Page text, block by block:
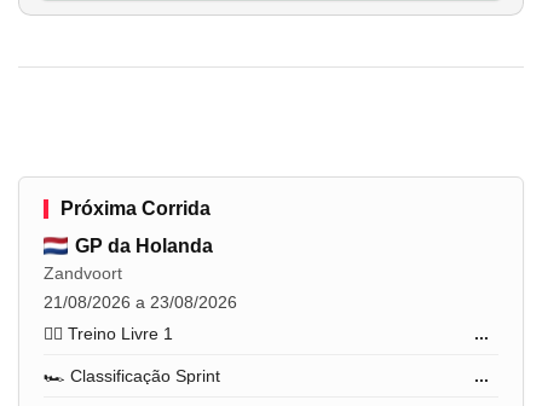
Próxima Corrida
GP da Holanda
Zandvoort
21/08/2026 a 23/08/2026
🏋️‍♂️ Treino Livre 1
...
🏎️ Classificação Sprint ...